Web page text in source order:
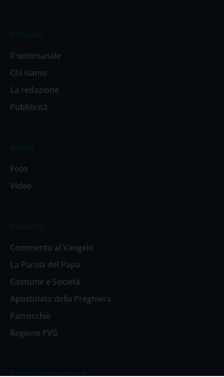
Il settimanale
Chi siamo
La redazione
Pubblicità
Foto
Video
Commento al Vangelo
La Parola del Papa
Costume e Società
Apostolato della Preghiera
Parrocchie
Regione FVG
Agenda del vescovo